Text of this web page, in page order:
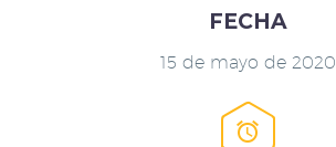
FECHA
15 de mayo de 2020

